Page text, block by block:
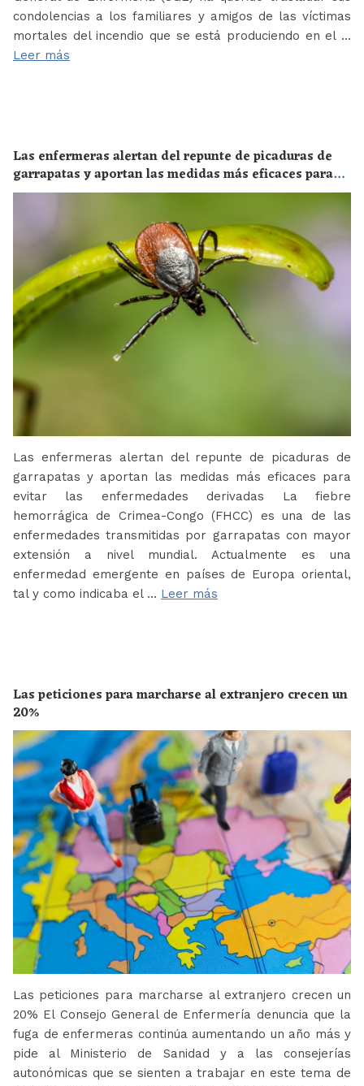
condolencias a los familiares y amigos de las víctimas
mortales del incendio que se está produciendo en el …
Leer más
Las enfermeras alertan del repunte de picaduras de
garrapatas y aportan las medidas más eficaces para
evitar las enfermedades derivadas
Las enfermeras alertan del repunte de picaduras de
garrapatas y aportan las medidas más eficaces para
evitar las enfermedades derivadas La fiebre
hemorrágica de Crimea-Congo (FHCC) es una de las
enfermedades transmitidas por garrapatas con mayor
extensión a nivel mundial. Actualmente es una
enfermedad emergente en países de Europa oriental,
tal y como indicaba el … Leer más
Las peticiones para marcharse al extranjero crecen un
20%
Las peticiones para marcharse al extranjero crecen un
20% El Consejo General de Enfermería denuncia que la
fuga de enfermeras continúa aumentando un año más y
pide al Ministerio de Sanidad y a las consejerías
autonómicas que se sienten a trabajar en este tema de